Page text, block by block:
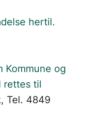
hertil.
Kommune og
rettes til
Tel. 4849